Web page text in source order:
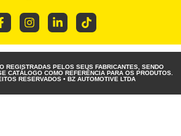
REGISTRADAS PELOS SEUS FABRICANTES, SENDO
CATÁLOGO COMO REFERÊNCIA PARA OS PRODUTOS.
RESERVADOS • BZ AUTOMOTIVE LTDA